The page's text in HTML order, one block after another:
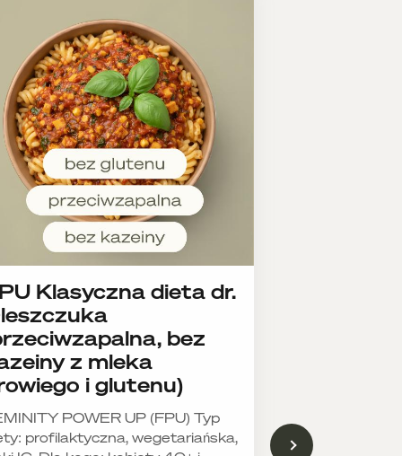
Klasyczna dieta dr.
bez
z mleka
i glutenu)
POWER UP (FPU) Typ
profilaktyczna, wegetariańska,